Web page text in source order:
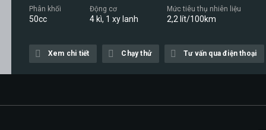
Phân khối
50cc
Động cơ
4 kì, 1 xy lanh
Mức tiêu thụ nhiên liệu
2,2 lít/100km
Xem chi tiết Chạy thử Tư vấn qua điện thoại